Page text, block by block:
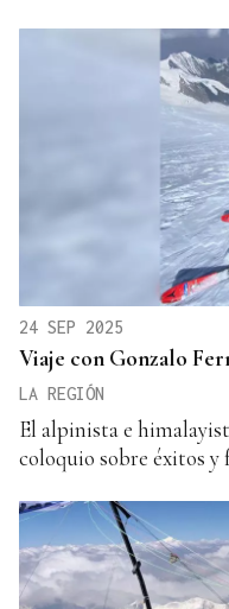
24 SEP 2025
Viaje con Gonzalo
LA REGIÓN
El alpinista e
coloquio sobre éxitos y